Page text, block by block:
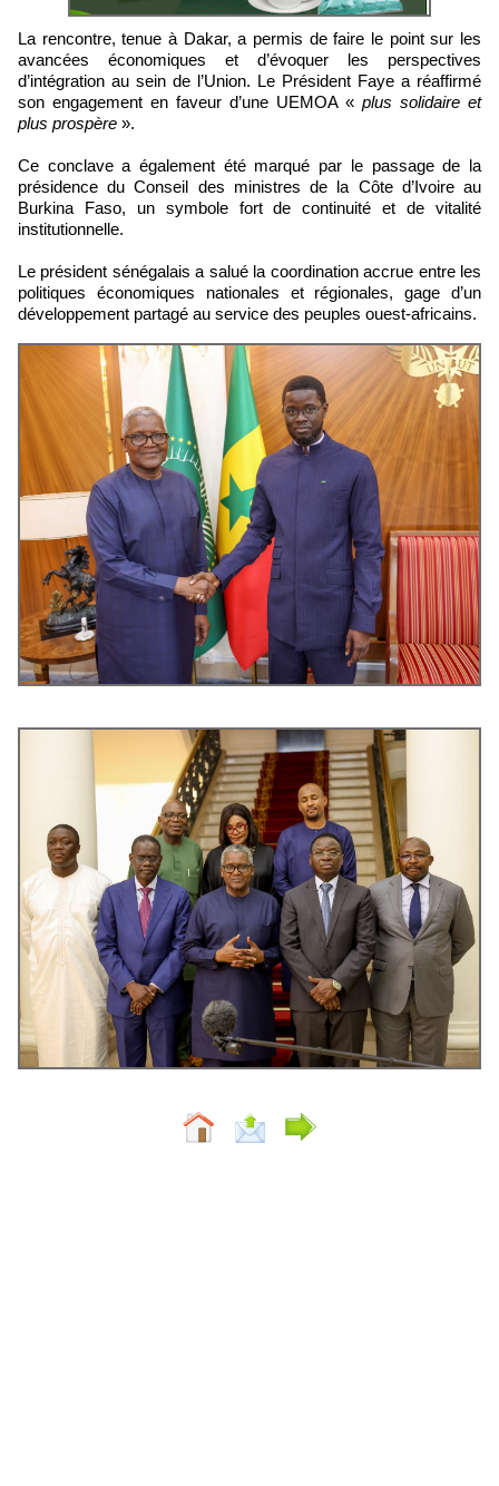
La rencontre, tenue à Dakar, a permis de faire le point sur les
avancées économiques et d’évoquer les perspectives
d’intégration au sein de l’Union. Le Président Faye a réaffirmé
son engagement en faveur d’une UEMOA « plus solidaire et
plus prospère ».
Ce conclave a également été marqué par le passage de la
présidence du Conseil des ministres de la Côte d’Ivoire au
Burkina Faso, un symbole fort de continuité et de vitalité
institutionnelle.
Le président sénégalais a salué la coordination accrue entre les
politiques économiques nationales et régionales, gage d’un
développement partagé au service des peuples ouest-africains.